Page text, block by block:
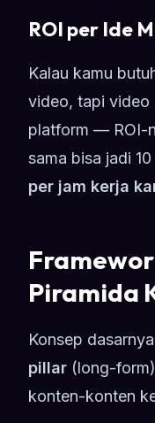
ROI per Ide
Kalau kamu
video, tapi video
platform — ROI-
sama bisa jadi
per jam kerja
Piramida
Konsep
pillar (long-
konten-konten